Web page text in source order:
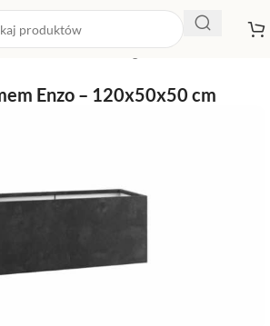
donicami/Donice ogrodowe
Enzo – 120x50x50 cm